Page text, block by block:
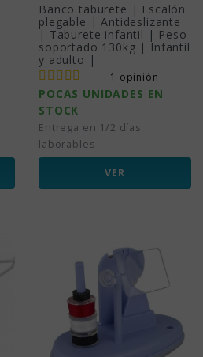
Banco taburete | Escalón
plegable | Antideslizante
| Taburete infantil | Peso
soportado 130kg | Infantil
y adulto |
1 opinión
POCAS UNIDADES EN
STOCK
Entrega en 1/2 días
laborables
VER